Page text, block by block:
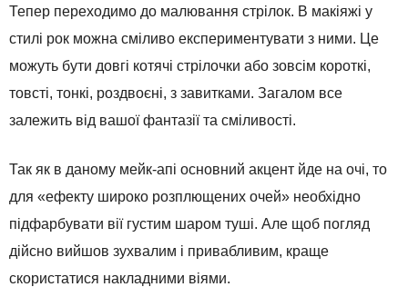
Тепер переходимо до малювання стрілок. В макіяжі у
стилі рок можна сміливо експериментувати з ними. Це
можуть бути довгі котячі стрілочки або зовсім короткі,
товсті, тонкі, роздвоєні, з завитками. Загалом все
залежить від вашої фантазії та сміливості.
Так як в даному мейк-апі основний акцент йде на очі, то
для «ефекту широко розплющених очей» необхідно
підфарбувати вії густим шаром туші. Але щоб погляд
дійсно вийшов зухвалим і привабливим, краще
скористатися накладними віями.